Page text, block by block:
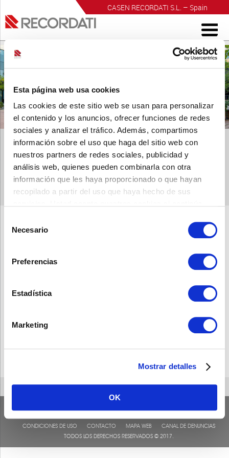
Esta página web usa cookies
Las cookies de este sitio web se usan para personalizar
el contenido y los anuncios, ofrecer funciones de redes
sociales y analizar el tráfico. Además, compartimos
información sobre el uso que haga del sitio web con
nuestros partners de redes sociales, publicidad y
análisis web, quienes pueden combinarla con otra
información que les haya proporcionado o que hayan
recopilado a partir del uso que haya hecho de sus
Necesario
Preferencias
Estadística
Marketing
Mostrar detalles
OK
CASEN RECORDATI S.L. – Spain
reuteri-comprimidos-nuevo-casen-recordati
Publicado27 septiembre, 2022a las2560 × 1920en
CONDICIONES DE USO CONTACTO MAPA WEB
CANAL DE DENUNCIAS
TODOS LOS DERECHOS RESERVADOS © 2017.